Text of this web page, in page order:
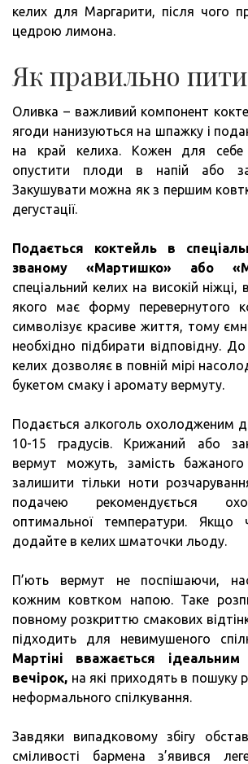
келих для Маргарити, після чого
цедрою лимона.
Як правильно
Оливка – важливий компонент
ягоди нанизуються на шпажку і
на край келиха. Кожен для себе
опустити плоди в напій або
Закушувати можна як з першим
дегустації.
Подається коктейль в
званому «Мартишко» або
спеціальний келих на високій ніжці,
якого має форму перевернутого
символізує красиве життя, тому
необхідно підбирати відповідну.
келих дозволяє в повній мірі
букетом смаку і аромату вермуту.
Подається алкоголь охолодженим
10-15 градусів. Крижаний або
вермут можуть, замість
залишити тільки ноти
подачею рекомендується
оптимальної температури.
додайте в келих шматочки льоду.
П’ють вермут не поспішаючи,
кожним ковтком напою. Таке
повному розкриттю смакових
підходить для невимушеного
Мартіні вважається
вечірок, на які приходять в пошуку
неформального спілкування.
Завдяки випадковому збігу
сміливості бармена з’явився